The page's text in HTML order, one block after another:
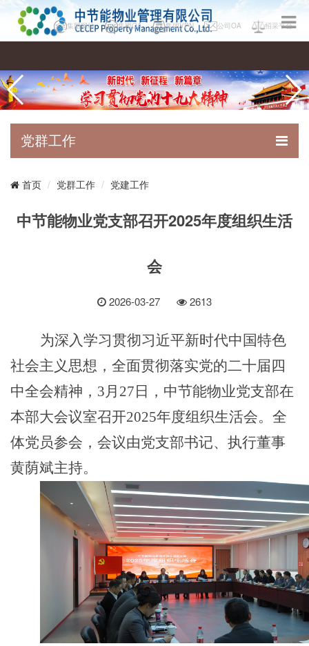
集团网站 集团OA 集团VPN 公司OA 招采平台
党群工作
首页 党群工作 党建工作
中节能物业党支部召开2025年度组织生活
会
2026-03-27 2613
为深入学习贯彻习近平新时代中国特色
社会主义思想，全面贯彻落实党的二十届四
中全会精神 ， 3月27日，中节能物业党支部在
本部大会议室召开2025年度组织生活会。全
体党员参会，会议由党支部书记、执行董事
黄荫斌主持。